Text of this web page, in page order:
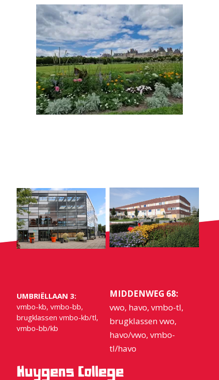
UMBRIËLLAAN 3:
vmbo-kb, vmbo-bb,
brugklassen vmbo-kb/tl,
vmbo-bb/kb
MIDDENWEG 68:
vwo, havo, vmbo-tl,
brugklassen vwo,
havo/vwo, vmbo-
tl/havo
Huygens College